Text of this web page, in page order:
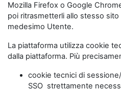
Mozilla Firefox o Google
poi ritrasmetterli allo stesso
medesimo Utente.
La piattaforma utilizza cookie
dalla piattaforma. Più
cookie tecnici di
SSO strettamente